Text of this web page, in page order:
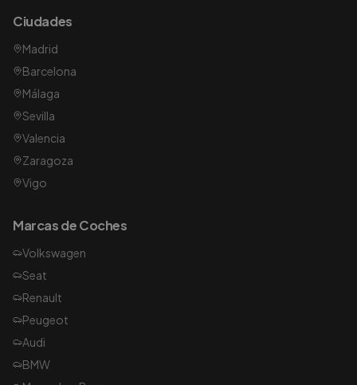
Ciudades
Madrid
Barcelona
Málaga
Sevilla
Valencia
Zaragoza
Vigo
Marcas de Coches
Volkswagen
Seat
Renault
Peugeot
Audi
BMW